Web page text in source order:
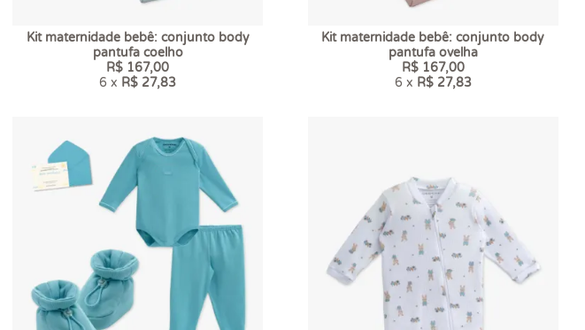
Kit maternidade bebê: conjunto body
pantufa coelho
R$ 167,00
6 x R$ 27,83
Kit maternidade bebê: conjunto body
pantufa ovelha
R$ 167,00
6 x R$ 27,83